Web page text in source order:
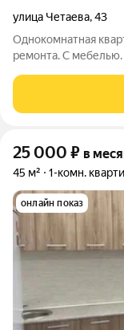
улица Четаева,43
Однокомнатная
ремонта. С мебелью.
25 000 ₽ в
45 м² 1-комн.
онлайн показ